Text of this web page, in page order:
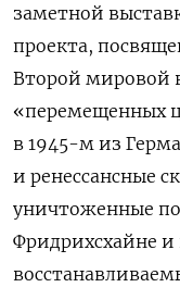
заметной
проекта,
Второй мировой
«перемещенных
в 1945-м из
и ренессансные
уничтоженные
Фридрихсхайне и